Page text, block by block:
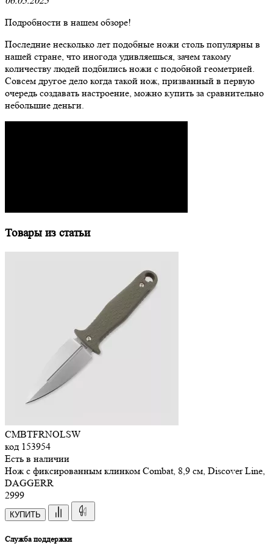
Подробности в нашем обзоре!
Последние несколько лет подобные ножи столь популярны в
нашей стране, что иногода удивляешься, зачем такому
количеству людей подбились ножи с подобной геометрией.
Совсем другое дело когда такой нож, призванный в первую
очередь создавать настроение, можно купить за сравнительно
небольшие деньги.
Товары из статьи
CMBTFRNOLSW
код 153954
Есть в наличии
Нож с фиксированным клинком Combat, 8,9 см, Discover Line,
DAGGERR
2999
КУПИТЬ
Служба поддержки